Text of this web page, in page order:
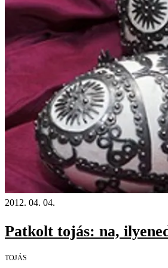
2012. 04. 04.
Patkolt tojás: na,
TOJÁS